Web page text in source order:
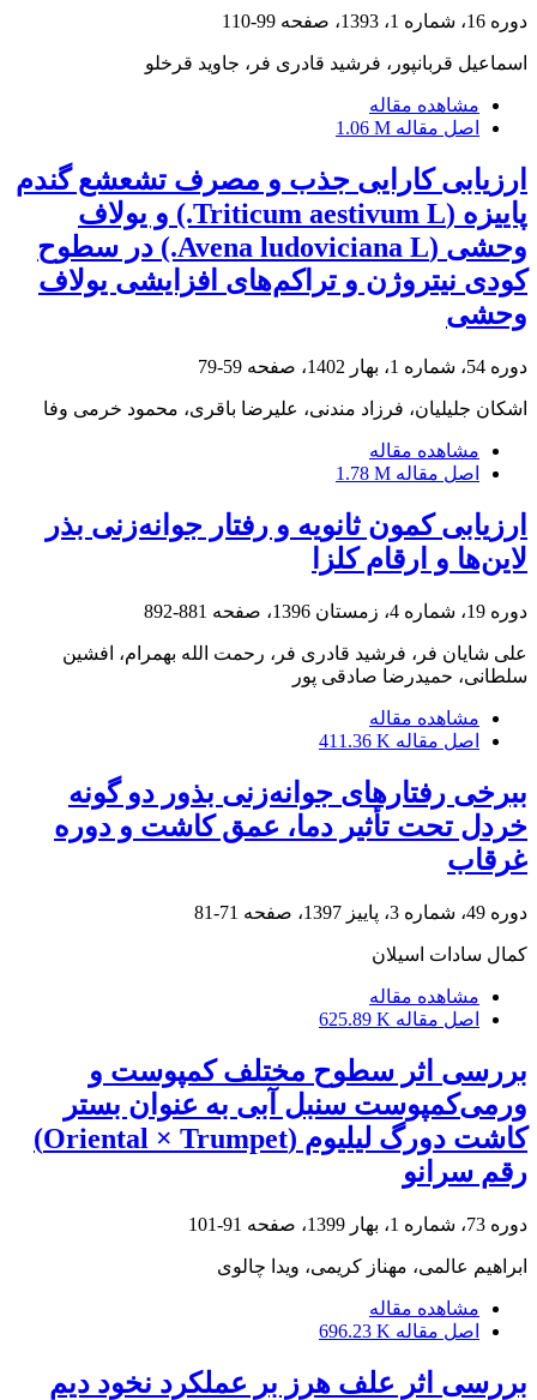
دوره 16، شماره 1، 1393، صفحه 99-110
اسماعیل قربانپور، فرشید قادری فر، جاوید قرخلو
مشاهده مقاله
اصل مقاله 1.06 M
ارزیابی کارایی جذب و مصرف تشعشع گندم
پاییزه (Triticum aestivum L.) و یولاف
وحشی (Avena ludoviciana L.) در سطوح
کودی نیتروژن و تراکم‌های افزایشی یولاف
وحشی
دوره 54، شماره 1، بهار 1402، صفحه 59-79
اشکان جلیلیان، فرزاد مندنی، علیرضا باقری، محمود خرمی وفا
مشاهده مقاله
اصل مقاله 1.78 M
ارزیابی کمون ثانویه و رفتار جوانه‌زنی بذر
لاین‌ها و ارقام کلزا
دوره 19، شماره 4، زمستان 1396، صفحه 881-892
علی شایان فر، فرشید قادری فر، رحمت الله بهمرام، افشین
سلطانی، حمیدرضا صادقی پور
مشاهده مقاله
اصل مقاله 411.36 K
ببرخی رفتارهای جوانه‌زنی بذور دو گونه
خردل تحت تأثیر دما، عمق کاشت و دوره
غرقاب
دوره 49، شماره 3، پاییز 1397، صفحه 71-81
کمال سادات اسیلان
مشاهده مقاله
اصل مقاله 625.89 K
بررسی اثر سطوح مختلف کمپوست و
ورمی‌کمپوست سنبل آبی به عنوان بستر
کاشت دورگ لیلیوم (Oriental × Trumpet)
رقم سرانو
دوره 73، شماره 1، بهار 1399، صفحه 91-101
ابراهیم عالمی، مهناز کریمی، ویدا چالوی
مشاهده مقاله
اصل مقاله 696.23 K
بررسی اثر علف هرز بر عملکرد نخود دیم